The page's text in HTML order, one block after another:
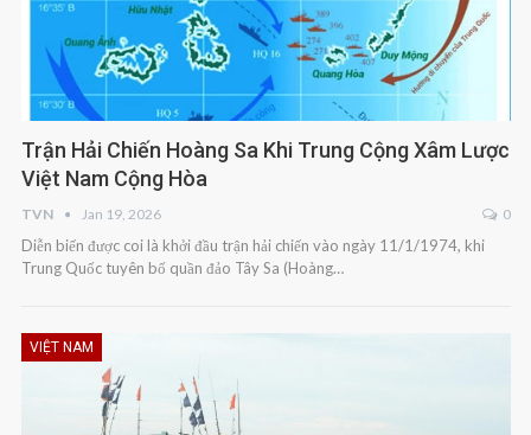
Trận Hải Chiến Hoàng Sa Khi Trung Cộng Xâm Lược
Việt Nam Cộng Hòa
TVN Jan 19, 2026 0
Diễn biến được coi là khởi đầu trận hải chiến vào ngày 11/1/1974, khi
Trung Quốc tuyên bố quần đảo Tây Sa (Hoàng…
VIỆT NAM